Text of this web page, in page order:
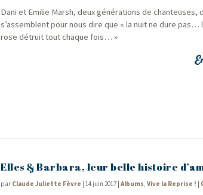
Dani et Emi­lie Marsh, deux géné­ra­tions de chan­teuses,
s’assemblent pour nous dire que « la nuit ne dure pas…
rose détruit tout chaque fois… »
Elles & Barbara, leur belle histoire
par Claude Juliette Fèvre |14 juin 2017 |Albums,Vive la Reprise !